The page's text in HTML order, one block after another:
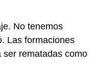
No tenemos
Las formaciones
rematadas como